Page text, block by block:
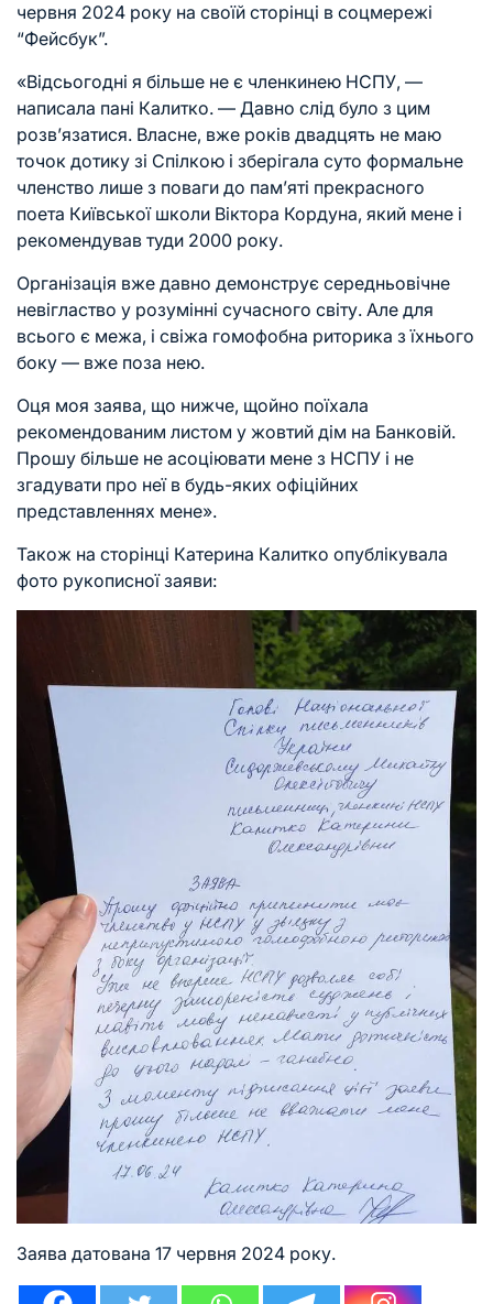
червня 2024 року на своїй сторінці в соцмережі
“Фейсбук”.
«Відсьогодні я більше не є членкинею НСПУ, —
написала пані Калитко. — Давно слід було з цим
розв’язатися. Власне, вже років двадцять не маю
точок дотику зі Спілкою і зберігала суто формальне
членство лише з поваги до пам’яті прекрасного
поета Київської школи Віктора Кордуна, який мене і
рекомендував туди 2000 року.
Організація вже давно демонструє середньовічне
невігластво у розумінні сучасного світу. Але для
всього є межа, і свіжа гомофобна риторика з їхнього
боку — вже поза нею.
Оця моя заява, що нижче, щойно поїхала
рекомендованим листом у жовтий дім на Банковій.
Прошу більше не асоціювати мене з НСПУ і не
згадувати про неї в будь-яких офіційних
представленнях мене».
Також на сторінці Катерина Калитко опублікувала
фото рукописної заяви:
Заява датована 17 червня 2024 року.